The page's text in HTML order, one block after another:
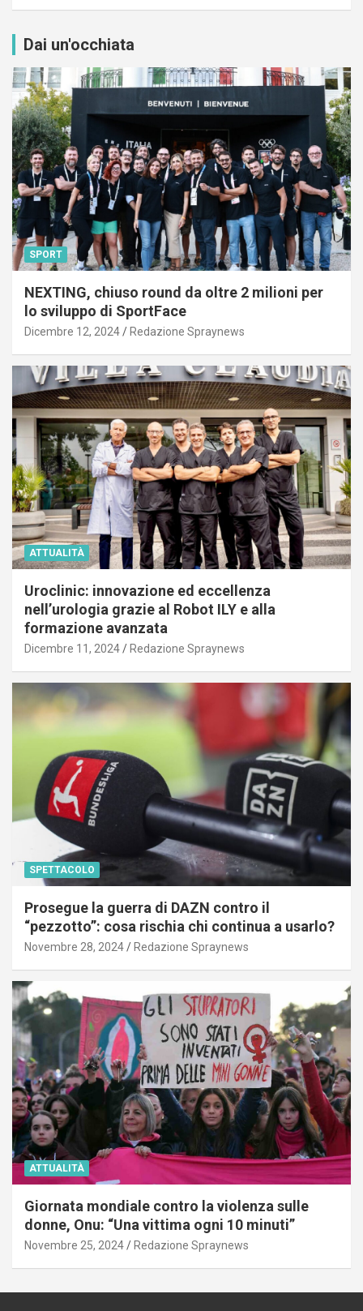
Dai un'occhiata
SPORT
NEXTING, chiuso round da oltre 2 milioni per
lo sviluppo di SportFace
Dicembre 12, 2024 Redazione Spraynews
ATTUALITÀ
Uroclinic: innovazione ed eccellenza
nell’urologia grazie al Robot ILY e alla
formazione avanzata
Dicembre 11, 2024 Redazione Spraynews
SPETTACOLO
Prosegue la guerra di DAZN contro il
“pezzotto”: cosa rischia chi continua a usarlo?
Novembre 28, 2024 Redazione Spraynews
ATTUALITÀ
Giornata mondiale contro la violenza sulle
donne, Onu: “Una vittima ogni 10 minuti”
Novembre 25, 2024 Redazione Spraynews